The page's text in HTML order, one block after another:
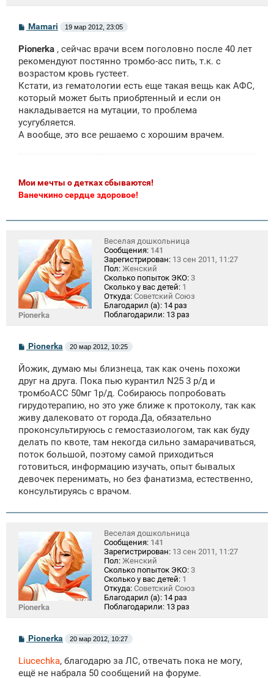
С
о
б
щ
н
и
Mamari 19 мар 2012, 23:05
Pionerka , сейчас врачи всем поголовно после 40 лет
рекомендуют постянно тромбо-асс пить, т.к. с
возрастом кровь густеет.
Кстати, из гематологии есть еще такая вещь как АФС,
который может быть приобртенный и если он
накладывается на мутации, то проблема
усугубляется.
А вообще, это все решаемо с хорошим врачем.
Мои мечты о детках сбываются!
Ванечкино сердце здоровое!
Pionerka
Веселая дошкольница
Сообщения: 141
Зарегистрирован: 13 сен 2011, 11:27
Пол: Женский
Сколько попыток ЭКО: 3
Сколько у вас детей: 1
Откуда: Советский Союз
Благодарил (а): 14 раз
Поблагодарили: 13 раз
С
б
щ
е
н
и
Pionerka 20 мар 2012, 10:25
Йожик, думаю мы близнеца, так как очень похожи
друг на друга. Пока пью курантил N25 3 р/д и
тромбоАСС 50мг 1р/д. Собираюсь попробовать
гирудотерапию, но это уже ближе к протоколу, так как
живу далековато от города.Да, обязательно
проконсультируюсь с гемостазиологом, так как буду
делать по квоте, там некогда сильно замарачиваться,
поток большой, поэтому самой приходиться
готовиться, информацию изучать, опыт бывалых
девочек перенимать, но без фанатизма, естественно,
консультируясь с врачом.
Pionerka
Веселая дошкольница
Сообщения: 141
Зарегистрирован: 13 сен 2011, 11:27
Пол: Женский
Сколько попыток ЭКО: 3
Сколько у вас детей: 1
Откуда: Советский Союз
Благодарил (а): 14 раз
Поблагодарили: 13 раз
С
б
щ
Pionerka 20 мар 2012, 10:27
Liucechka, благодарю за ЛС, отвечать пока не могу,
ещё не набрала 50 сообщений на форуме.